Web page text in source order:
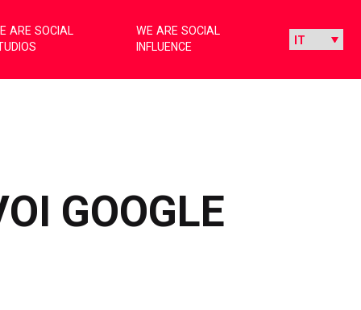
ARE SOCIAL
WE ARE SOCIAL
INFLUENCE
GOOGLE